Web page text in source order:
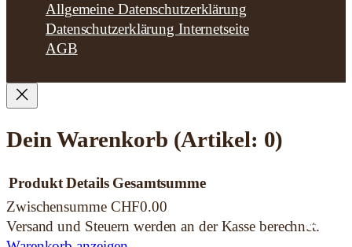
Allgemeine Datenschutzerklärung
Datenschutzerklärung Internetseite
AGB
Dein Warenkorb (Artikel: 0)
Produkte
Produkt Details Gesamtsumme
Zwischensumme CHF0.00
Versand und Steuern werden an der Kasse berechnet.